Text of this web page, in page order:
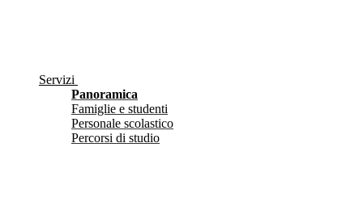
Servizi
Panoramica
Famiglie e studenti
Personale scolastico
Percorsi di studio